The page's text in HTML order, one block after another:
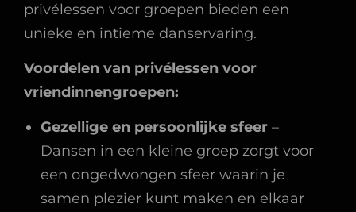
privélessen voor groepen bieden een
unieke en intieme danservaring.
Voordelen van privélessen voor
vriendinnengroepen:
Gezellige en persoonlijke sfeer –
Dansen in een kleine groep zorgt voor
een ongedwongen sfeer waarin je
samen plezier kunt maken en elkaar